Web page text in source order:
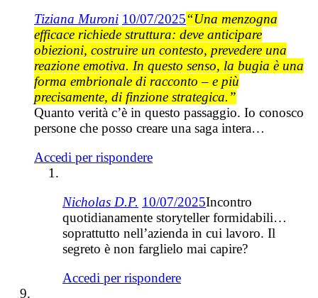
Tiziana Muroni 10/07/2025“Una menzogna
efficace richiede struttura: deve anticipare
obiezioni, costruire un contesto, prevedere una
reazione emotiva. In questo senso, la bugia è una
forma embrionale di racconto – e più
precisamente, di finzione strategica.”
Quanto verità c’è in questo passaggio. Io conosco
persone che posso creare una saga intera…
Accedi per rispondere
Nicholas D.P. 10/07/2025Incontro
quotidianamente storyteller formidabili…
soprattutto nell’azienda in cui lavoro. Il
segreto è non farglielo mai capire?
Accedi per rispondere